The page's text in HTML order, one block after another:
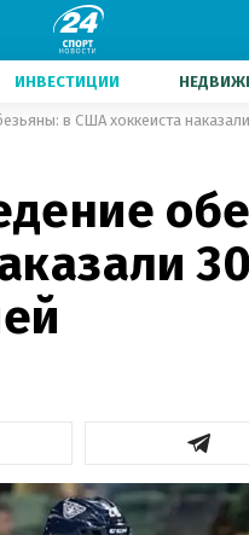
ИНВЕСТИЦИИ
в США хоккеиста